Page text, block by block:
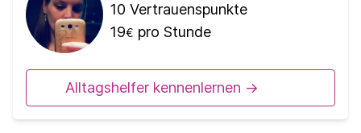
10 Vertrauenspunkte
19€ pro Stunde
Alltagshelfer kennenlernen ->